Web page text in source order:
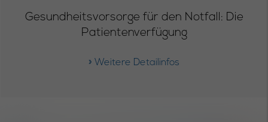
Gesundheitsvorsorge für den Notfall: Die
Patientenverfügung
» Weitere Detailinfos